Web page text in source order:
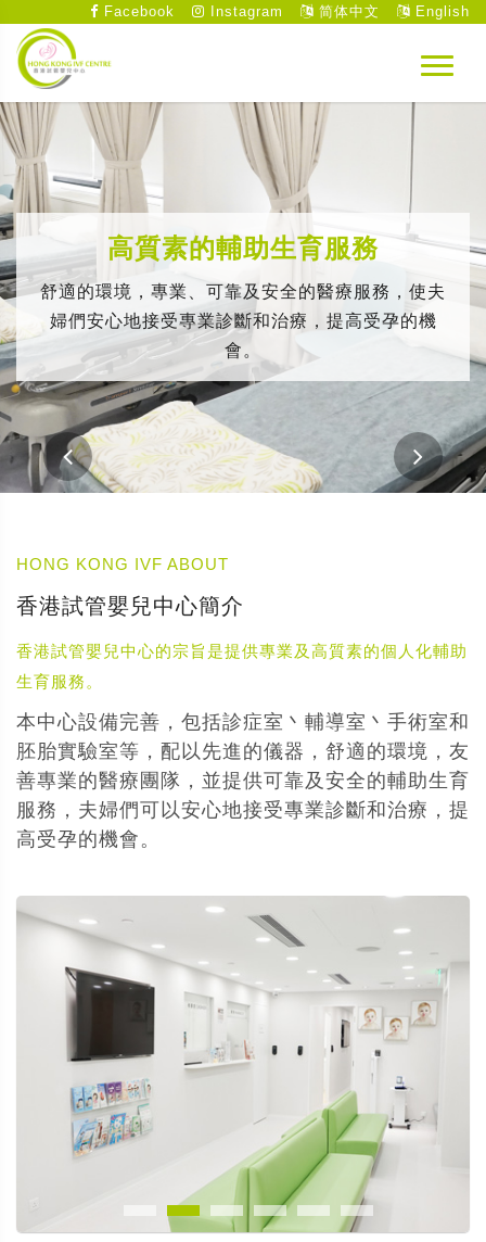
Facebook Instagram 简体中文 English
高質素的輔助生育服務
舒適的環境，專業、可靠及安全的醫療服務，使夫
婦們安心地接受專業診斷和治療，提高受孕的機
會。
HONG KONG IVF ABOUT
香港試管嬰兒中心簡介
香港試管嬰兒中心的宗旨是提供專業及高質素的個人化輔助
生育服務。
本中心設備完善，包括診症室丶輔導室丶手術室和
胚胎實驗室等，配以先進的儀器，舒適的環境，友
善專業的醫療團隊，並提供可靠及安全的輔助生育
服務，夫婦們可以安心地接受專業診斷和治療，提
高受孕的機會。